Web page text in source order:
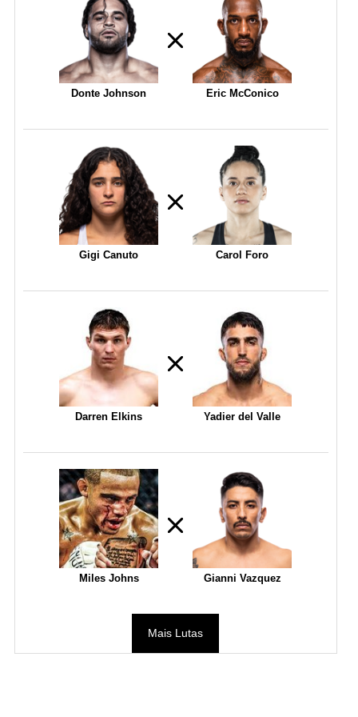
Donte Johnson Eric McConico
Gigi Canuto Carol Foro
Darren Elkins Yadier del Valle
Miles Johns Gianni Vazquez
Mais Lutas